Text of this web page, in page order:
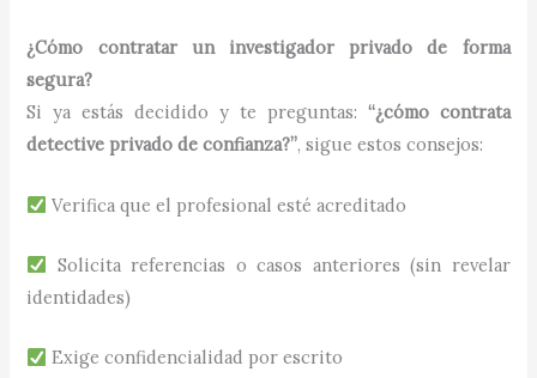
¿Cómo contratar un investigador privado de forma
segura?
Si ya estás decidido y te preguntas: “¿cómo contrata
detective privado de confianza?”, sigue estos consejos:
Verifica que el profesional esté acreditado
Solicita referencias o casos anteriores (sin revelar
identidades)
Exige confidencialidad por escrito